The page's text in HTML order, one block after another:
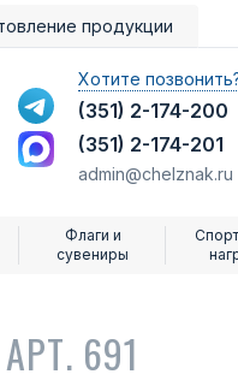
продукции
Хотите
(351) 2-174-200
(351) 2-174-201
admin@chelznak.ru
Флаги и
сувениры
АРТ. 691